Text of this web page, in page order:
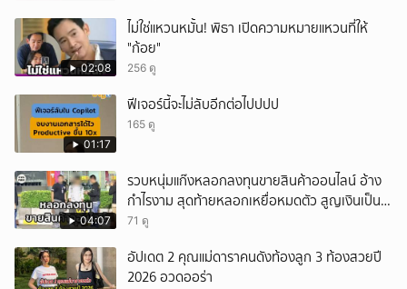
02:08
ไม่ใช่แหวนหมั้น! พิธา เปิดความหมายแหวนที่ให้
"ก้อย"
256 ดู
01:17
ฟีเจอร์นี้จะไม่ลับอีกต่อไปปปป
165 ดู
04:07
รวบหนุ่มแก๊งหลอกลงทุนขายสินค้าออนไลน์ อ้าง
กำไรงาม สุดท้ายหลอกเหยื่อหมดตัว สูญเงินเป็น
แสนบาท ยังให้การปฏิเสธ
71 ดู
อัปเดต 2 คุณแม่ดาราคนดังท้องลูก 3 ท้องสวยปี
2026 อวดออร่า